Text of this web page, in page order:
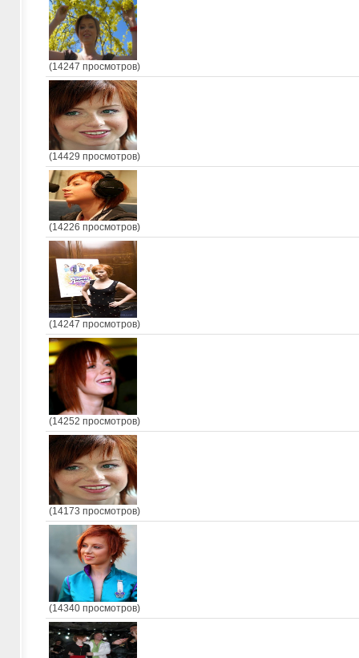
(14247 просмотров)
(14429 просмотров)
(14226 просмотров)
(14247 просмотров)
(14252 просмотров)
(14173 просмотров)
(14340 просмотров)